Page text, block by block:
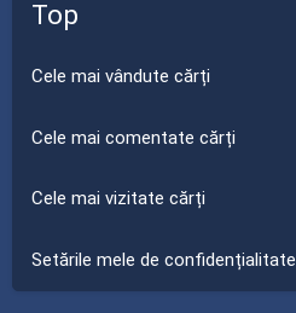
Top
Cele mai vândute cărți
Cele mai comentate cărți
Cele mai vizitate cărți
Setările mele de confidențialitate